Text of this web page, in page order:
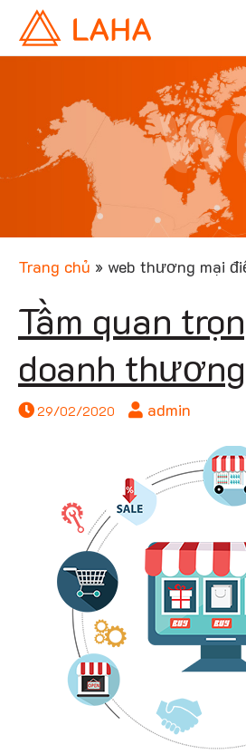
Trang chủ » web thương mại
Tầm quan
doanh
29/02/2020 admin